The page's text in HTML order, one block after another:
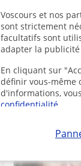
Voscours et nos
sont strictement
facultatifs sont
adapter la publicité
En cliquant sur
définir vous-même
d'informations,
confidentialité.